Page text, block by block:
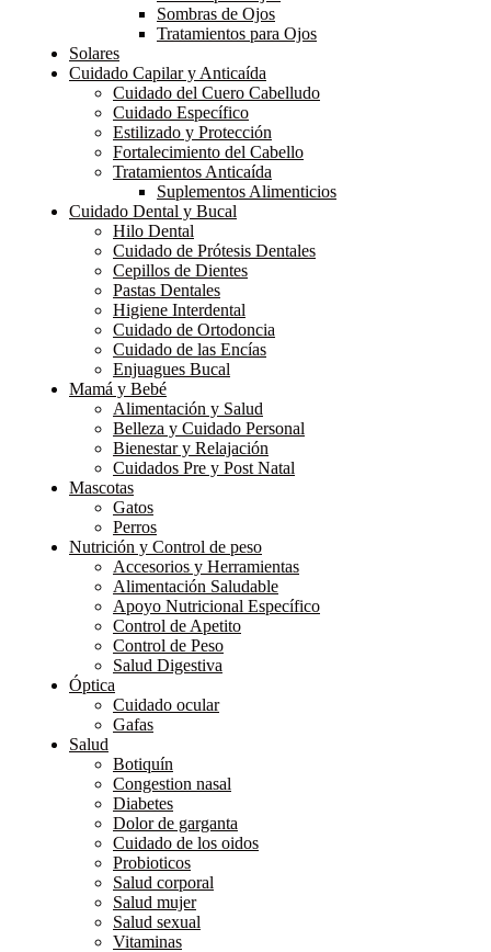
Sombras de Ojos
Tratamientos para Ojos
Solares
Cuidado Capilar y Anticaída
Cuidado del Cuero Cabelludo
Cuidado Específico
Estilizado y Protección
Fortalecimiento del Cabello
Tratamientos Anticaída
Suplementos Alimenticios
Cuidado Dental y Bucal
Hilo Dental
Cuidado de Prótesis Dentales
Cepillos de Dientes
Pastas Dentales
Higiene Interdental
Cuidado de Ortodoncia
Cuidado de las Encías
Enjuagues Bucal
Mamá y Bebé
Alimentación y Salud
Belleza y Cuidado Personal
Bienestar y Relajación
Cuidados Pre y Post Natal
Mascotas
Gatos
Perros
Nutrición y Control de peso
Accesorios y Herramientas
Alimentación Saludable
Apoyo Nutricional Específico
Control de Apetito
Control de Peso
Salud Digestiva
Óptica
Cuidado ocular
Gafas
Salud
Botiquín
Congestion nasal
Diabetes
Dolor de garganta
Cuidado de los oidos
Probioticos
Salud corporal
Salud mujer
Salud sexual
Vitaminas